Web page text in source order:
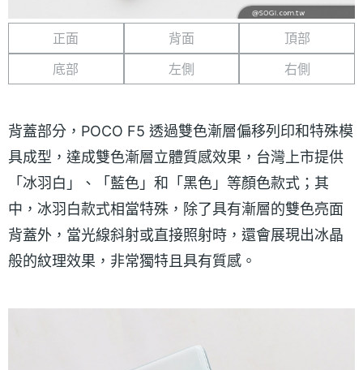
正面 背面
頂部
底部
左側 右側
背蓋部分，POCO F5 透過雙色漸層偏移列印和特殊模
具成型，達成雙色漸層立體質感效果，台灣上市提供
「冰羽白」、「藍色」和「黑色」等顏色款式；其
中，冰羽白款式相當特殊，除了具有漸層的雙色亮面
背蓋外，當光線斜射或直接照射時，還會展現出冰晶
般的紋理效果，非常獨特且具有質感。